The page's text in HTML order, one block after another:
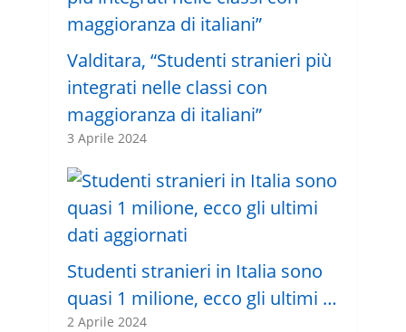
Valditara, “Studenti stranieri più
integrati nelle classi con
maggioranza di italiani”
3 Aprile 2024
Studenti stranieri in Italia sono
quasi 1 milione, ecco gli ultimi …
2 Aprile 2024